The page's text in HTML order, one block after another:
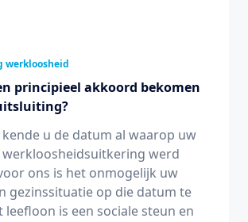
werkloosheid
principieel akkoord bekomen
kende u de datum al waarop uw
werd
ons is het onmogelijk uw
gezinssituatie op die datum te
leefloon is een sociale steun en